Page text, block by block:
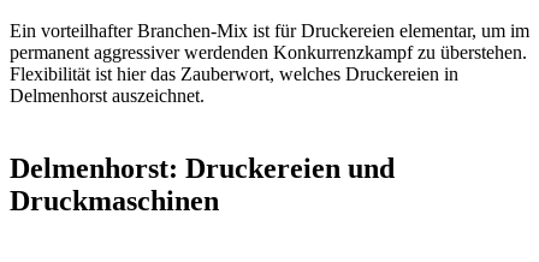
Ein vorteilhafter Branchen-Mix ist für Druckereien elementar, um im
permanent aggressiver werdenden Konkurrenzkampf zu überstehen.
Flexibilität ist hier das Zauberwort, welches Druckereien in
Delmenhorst auszeichnet.
Delmenhorst: Druckereien und
Druckmaschinen